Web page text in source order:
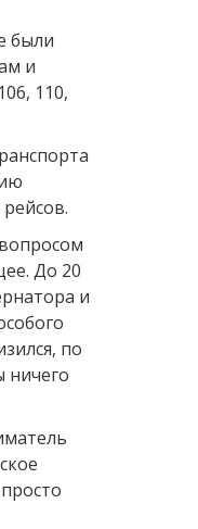
были
и
110,
До 20
и
по
ничего